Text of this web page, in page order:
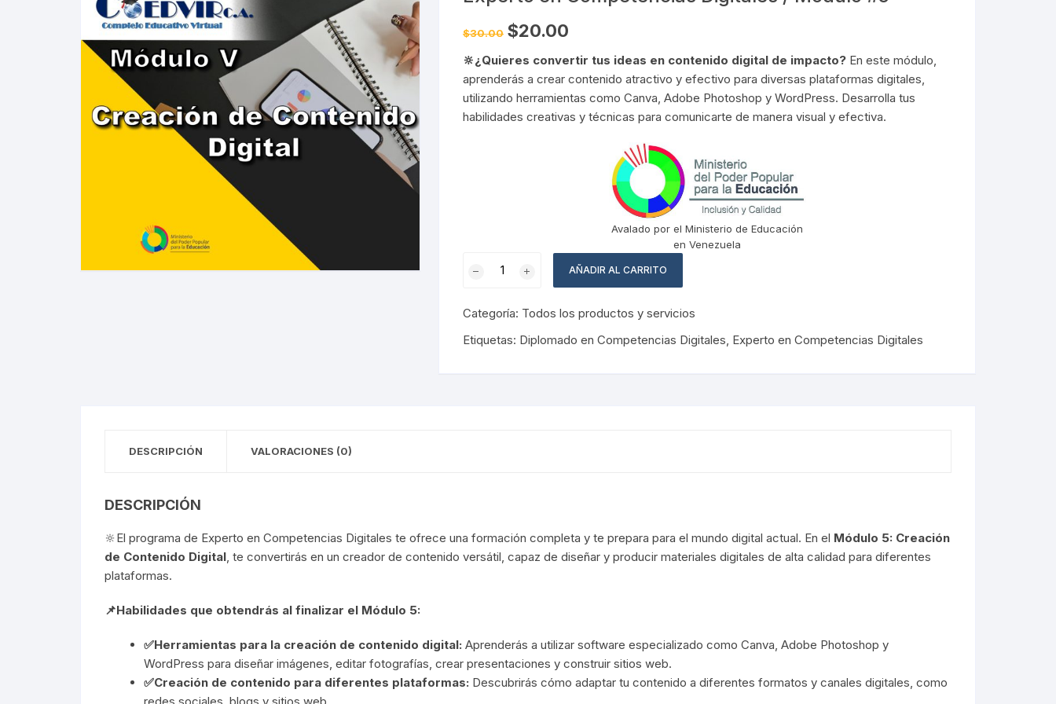
VIRTUALES MOODLE
ALQUILER DE PLATAFORMAS
EDUCATIVAS
ADMINISTRACIÓN Y
OPTIMIZACIÓN WEB
Pruebas de Estrés y
Simulación
$30.00 El
precio
era:
$30.00.
$20.00
es:
$20.00.
🔆​¿Quieres convertir tus ideas en contenido digital de impacto? En este módulo,
aprenderás a crear contenido atractivo y efectivo para diversas plataformas digitales,
utilizando herramientas como Canva, Adobe Photoshop y WordPress. Desarrolla tus
habilidades creativas y técnicas para comunicarte de manera visual y efectiva.
Avalado por el Ministerio de Educación
en Venezuela
Digitales
/
AÑADIR AL CARRITO
Categoría: Todos los productos y servicios
Etiquetas: Diplomado en Competencias Digitales, Experto en Competencias Digitales
DESCRIPCIÓN VALORACIONES (0)
DESCRIPCIÓN
🔆​El programa de Experto en Competencias Digitales te ofrece una formación completa y te prepara para el mundo digital actual. En el Módulo 5: Creación
de Contenido Digital, te convertirás en un creador de contenido versátil, capaz de diseñar y producir materiales digitales de alta calidad para diferentes
plataformas.
📌​Habilidades que obtendrás al finalizar el Módulo 5:
✅​Herramientas para la creación de contenido digital: Aprenderás a utilizar software especializado como Canva, Adobe Photoshop y
WordPress para diseñar imágenes, editar fotografías, crear presentaciones y construir sitios web.
✅​Creación de contenido para diferentes plataformas: Descubrirás cómo adaptar tu contenido a diferentes formatos y canales digitales, como